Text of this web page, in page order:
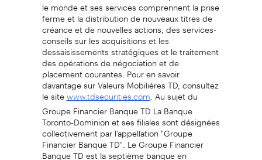
ferme et la distribution de nouveaux titres de
créance et de nouvelles actions, des services-
conseils sur les acquisitions et les
dessaisissements stratégiques et le traitement
des opérations de négociation et de
placement courantes. Pour en savoir
davantage sur Valeurs Mobilières TD, consultez
le sitewww.tdsecurities.com. Au sujet du
Groupe Financier Banque TD La Banque
Toronto-Dominion et ses filiales sont désignées
collectivement par l'appellation "Groupe
Financier Banque TD". Le Groupe Financier
Banque TD est la septième banque en